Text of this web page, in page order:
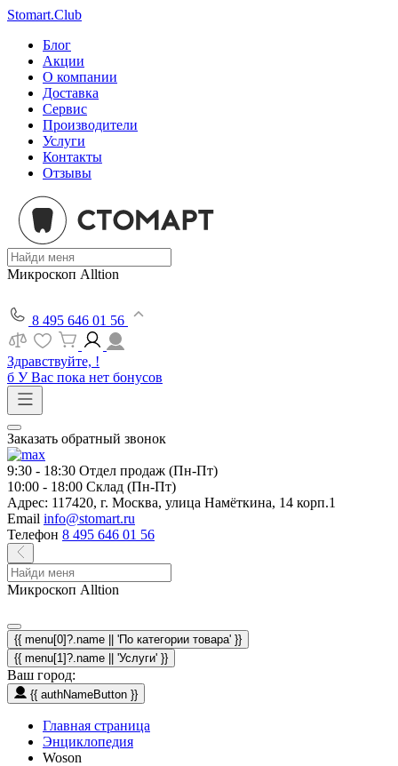
Stomart.Club
Блог
Акции
О компании
Доставка
Сервис
Производители
Услуги
Контакты
Отзывы
Микроскоп Alltion
8 495 646 01 56
Здравствуйте, !
б У Вас пока нет бонусов
Заказать обратный звонок
9:30 - 18:30 Отдел продаж (Пн-Пт)
10:00 - 18:00 Склад (Пн-Пт)
Адрес: 117420, г. Москва, улица Намёткина, 14 корп.1
Email info@stomart.ru
Телефон 8 495 646 01 56
Микроскоп Alltion
{{ menu[0]?.name || 'По категории товара' }}
{{ menu[1]?.name || 'Услуги' }}
Ваш город:
{{ authNameButton }}
Главная страница
Энциклопедия
Woson